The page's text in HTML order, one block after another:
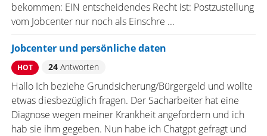
bekommen: EIN entscheidendes Recht ist: Postzustellung
vom Jobcenter nur noch als Einschre ...
Jobcenter und persönliche daten
HOT 24Antworten
Hallo Ich beziehe Grundsicherung/Bürgergeld und wollte
etwas diesbezüglich fragen. Der Sacharbeiter hat eine
Diagnose wegen meiner Krankheit angefordern und ich
hab sie ihm gegeben. Nun habe ich Chatgpt gefragt und